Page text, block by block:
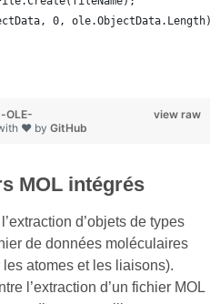
0,
view raw
OLE-
❤ by GitHub
MOL intégrés
d’objets de types
de données moléculaires
atomes et les liaisons).
l’extraction d’un fichier MOL